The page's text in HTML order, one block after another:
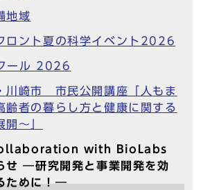
地域
ロント夏の科学イベント2026
ール 2026
川崎市 市民公開講座「人もま
齢者の暮らし方と健康に関する
開～」
with BioLabs
せ ―研究開発と事業開発を効
ために！―